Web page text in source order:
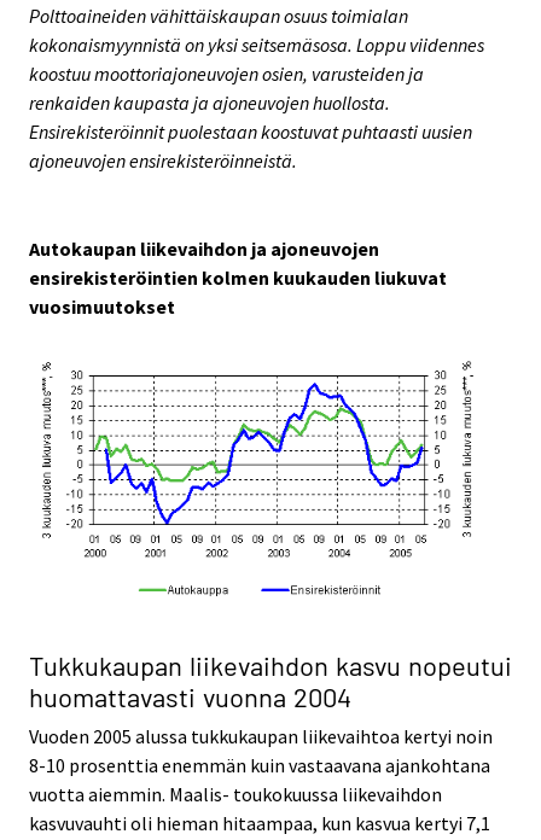
Polttoaineiden vähittäiskaupan osuus toimialan
kokonaismyynnistä on yksi seitsemäsosa. Loppu viidennes
koostuu moottoriajoneuvojen osien, varusteiden ja
renkaiden kaupasta ja ajoneuvojen huollosta.
Ensirekisteröinnit puolestaan koostuvat puhtaasti uusien
ajoneuvojen ensirekisteröinneistä.
Autokaupan liikevaihdon ja ajoneuvojen
ensirekisteröintien kolmen kuukauden liukuvat
vuosimuutokset
Tukkukaupan liikevaihdon kasvu nopeutui
huomattavasti vuonna 2004
Vuoden 2005 alussa tukkukaupan liikevaihtoa kertyi noin
8-10 prosenttia enemmän kuin vastaavana ajankohtana
vuotta aiemmin. Maalis- toukokuussa liikevaihdon
kasvuvauhti oli hieman hitaampaa, kun kasvua kertyi 7,1